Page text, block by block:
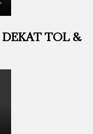
DEKAT TOL &